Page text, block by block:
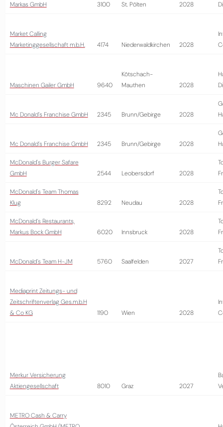
Markas GmbH 3100 St. Pölten 2028
Market Calling
Marketinggesellschaft m.b.H.
4174 Niederwaldkirchen 2028
Maschinen Gailer GmbH 9640
Kötschach-
Mauthen
2028
Mc Donald´s Franchise GmbH 2345 Brunn/Gebirge 2028
Mc Donald´s Franchise GmbH 2345 Brunn/Gebirge 2028
McDonald's Burger Safare
GmbH
2544 Leobersdorf 2028
McDonald's Team Thomas
Klug
8292 Neudau 2028
McDonald´s Restaurants,
Markus Bock GmbH
6020 Innsbruck 2028
McDonald´s Team H-JM 5760 Saalfelden 2027
Mediaprint Zeitungs- und
Zeitschriftenverlag Ges.m.b.H
& Co KG
1190 Wien 2028
Merkur Versicherung
Aktiengesellschaft
8010 Graz 2027
METRO Cash & Carry